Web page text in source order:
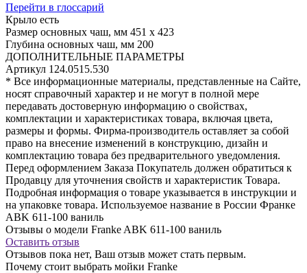
Перейти в глоссарий
Крыло есть
Размер основных чаш, мм 451 х 423
Глубина основных чаш, мм 200
ДОПОЛНИТЕЛЬНЫЕ ПАРАМЕТРЫ
Артикул 124.0515.530
* Все информационные материалы, представленные на Сайте,
носят справочный характер и не могут в полной мере
передавать достоверную информацию о свойствах,
комплектации и характеристиках товара, включая цвета,
размеры и формы. Фирма-производитель оставляет за собой
право на внесение изменений в конструкцию, дизайн и
комплектацию товара без предварительного уведомления.
Перед оформлением Заказа Покупатель должен обратиться к
Продавцу для уточнения свойств и характеристик Товара.
Подробная информация о товаре указывается в инструкции и
на упаковке товара. Используемое название в России Франке
ABK 611-100 ваниль
Отзывы о модели Franke ABK 611-100 ваниль
Оставить отзыв
Отзывов пока нет, Ваш отзыв может стать первым.
Почему стоит выбрать мойки Franke